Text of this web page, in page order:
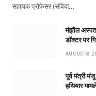
सहायक प्रोफेसर (संविदा…
मंझौल
डॉक्टर पर
AUGUST 8,
पूर्व मंत्री
हथियार